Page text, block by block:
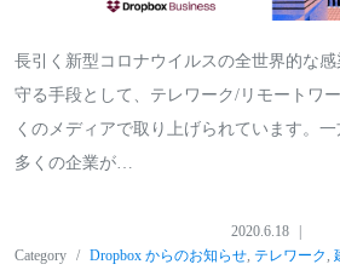
長引く新型コロナウイルスの全世界的な
守る手段として、テレワーク/リモートワ
くのメディアで取り上げられています。
多くの企業が…
2020.6.18
Category
Dropbox からのお知らせ, テレワーク ,